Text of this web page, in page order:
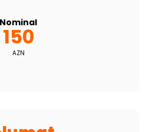
Nominal
150
AZN